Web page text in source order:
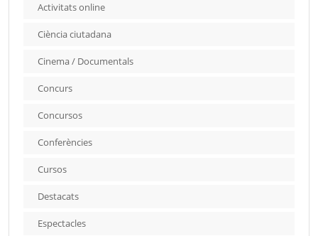
Activitats online
Ciència ciutadana
Cinema / Documentals
Concurs
Concursos
Conferències
Cursos
Destacats
Espectacles